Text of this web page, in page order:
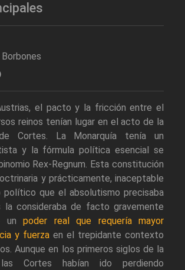
Borbones
el pacto y la fricción entre el
reinos tenían lugar en el acto de la
Cortes. La Monarquía tenía un
y la fórmula política esencial se
Rex-Regnum. Esta constitución
y prácticamente, inaceptable
político que el absolutismo precisaba
la consideraba de facto gravemente
unpoder real que requería mayor
y fuerza en el trepidante contexto
Aunque en los primeros siglos de la
las Cortes habían ido perdiendo